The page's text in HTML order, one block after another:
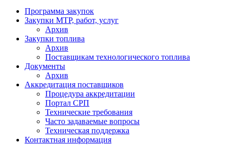
Программа закупок
Закупки МТР, работ, услуг
Архив
Закупки топлива
Архив
Поставщикам технологического топлива
Документы
Архив
Аккредитация поставщиков
Процедура аккредитации
Портал СРП
Технические требования
Часто задаваемые вопросы
Техническая поддержка
Контактная информация